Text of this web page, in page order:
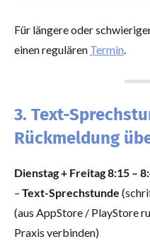
Für längere oder
einen regulären Termin
3. Text-
Rückmeldung
Dienstag + Freitag 8:15 –
– Text-Sprechstunde
(aus AppStore / PlayStore
Praxis verbinden)